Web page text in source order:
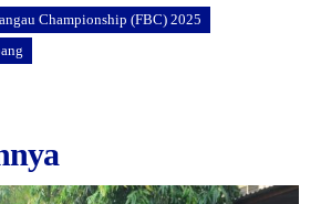
Championship (FBC) 2025